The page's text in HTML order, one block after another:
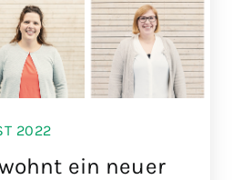
2022
ein neuer